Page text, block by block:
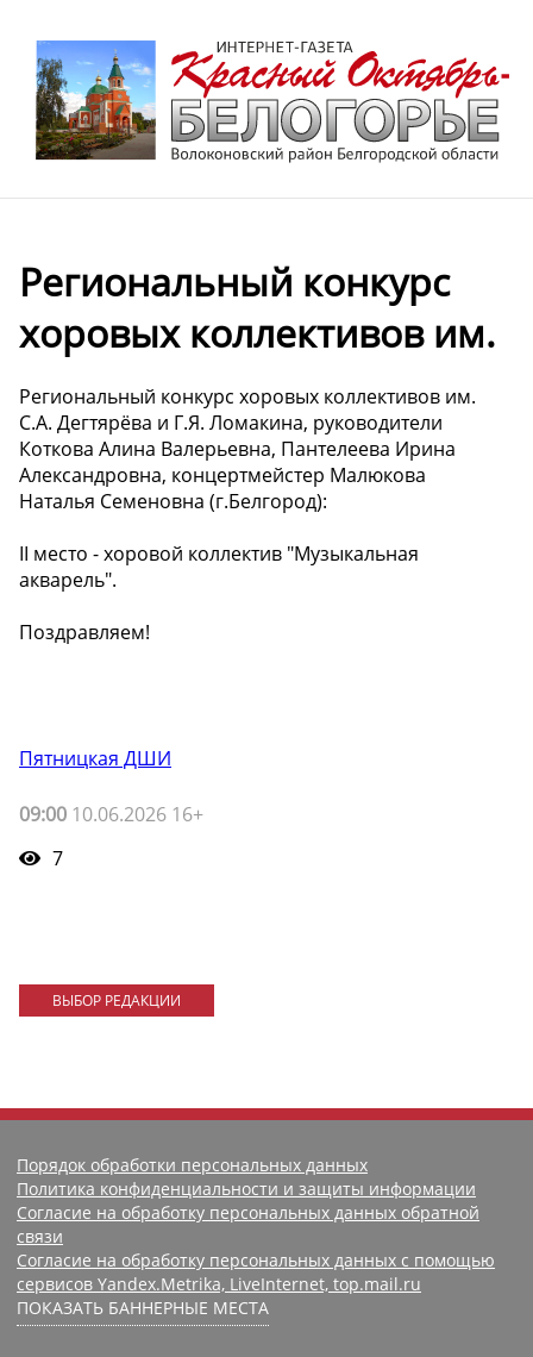
Региональный конкурс
хоровых коллективов им.
Региональный конкурс хоровых коллективов им.
С.А. Дегтярёва и Г.Я. Ломакина, руководители
Коткова Алина Валерьевна, Пантелеева Ирина
Александровна, концертмейстер Малюкова
Наталья Семеновна (г.Белгород):
II место - хоровой коллектив "Музыкальная
акварель".
Поздравляем!
Пятницкая ДШИ
09:00 10.06.2026 16+
7
ВЫБОР РЕДАКЦИИ
Порядок обработки персональных данных
Политика конфиденциальности и защиты информации
Согласие на обработку персональных данных обратной
связи
Согласие на обработку персональных данных с помощью
сервисов Yandex.Metrika, LiveInternet, top.mail.ru
ПОКАЗАТЬ БАННЕРНЫЕ МЕСТА